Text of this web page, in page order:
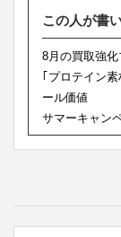
この人が書
8月の買取強化
｢プロテイン
ール価値
サマーキャン